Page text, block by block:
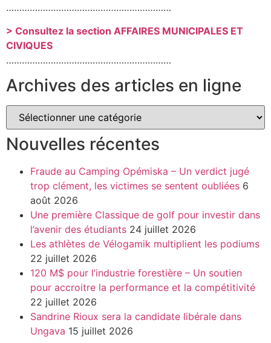
………………………………………………………
> Consultez la section AFFAIRES MUNICIPALES ET
CIVIQUES
………………………………………………………
Archives des articles en ligne
Nouvelles récentes
Fraude au Camping Opémiska – Un verdict jugé
trop clément, les victimes se sentent oubliées 6
août 2026
Une première Classique de golf pour investir dans
l’avenir des étudiants 24 juillet 2026
Les athlètes de Vélogamik multiplient les podiums
22 juillet 2026
120 M$ pour l’industrie forestière – Un soutien
pour accroitre la performance et la compétitivité
22 juillet 2026
Sandrine Rioux sera la candidate libérale dans
Ungava 15 juillet 2026